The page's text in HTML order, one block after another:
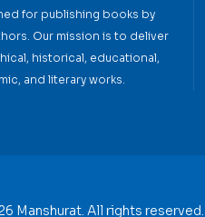
for publishing books by
Our mission is to deliver
historical, educational,
and literary works.
Manshurat. All rights reserved.